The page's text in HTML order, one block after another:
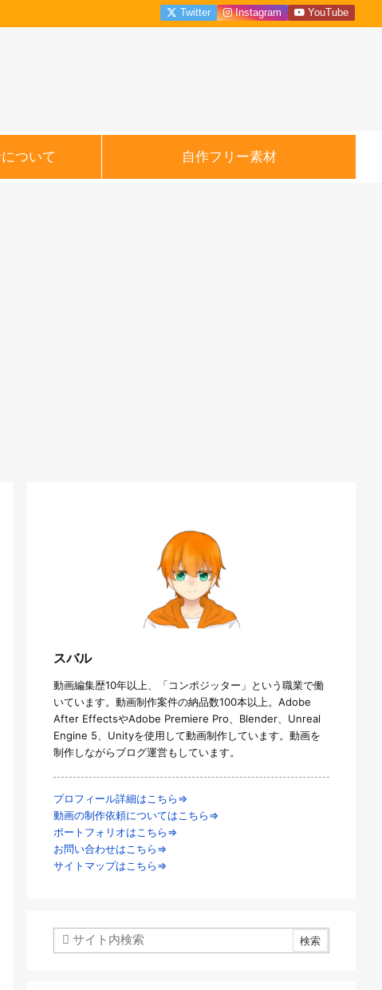
ついて 自作フリー素材
Twitter Instagram YouTube
スバル
動画編集歴10年以上、「コンポジッター」という職業で働
いています。動画制作案件の納品数100本以上。Adobe
After EffectsやAdobe Premiere Pro、Blender、Unreal
Engine 5、Unityを使用して動画制作しています。動画を
制作しながらブログ運営もしています。
プロフィール詳細はこちら⇒
動画の制作依頼についてはこちら⇒
ポートフォリオはこちら⇒
お問い合わせはこちら⇒
サイトマップはこちら⇒